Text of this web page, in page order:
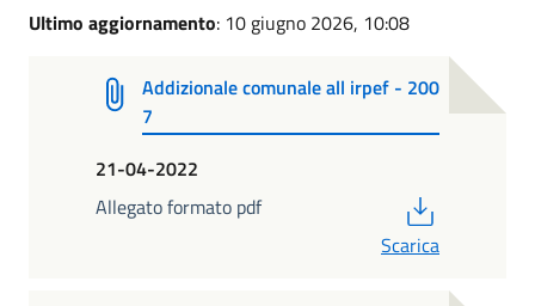
Ultimo aggiornamento: 10 giugno 2026, 10:08
Addizionale comunale all irpef - 200
7
21-04-2022
Allegato formato pdf
Scarica